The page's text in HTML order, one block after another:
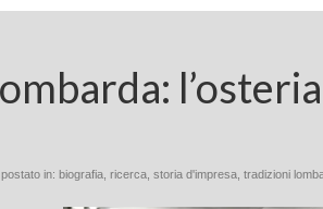
postato in: biografia ricerca storia d'impresa tradizioni